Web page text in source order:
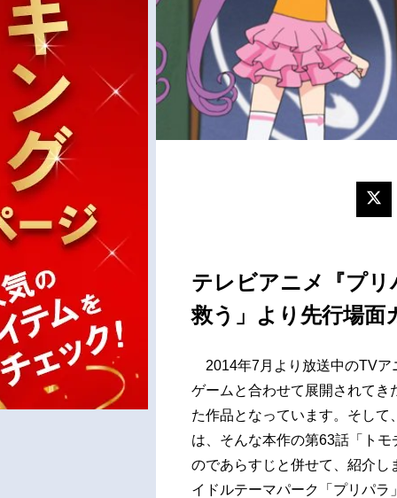
テレビアニメ『プ
救う」より先行場面
2014年7月より放送中のTVア
ゲームと合わせて展開されて
た作品となっています。そし
は、そんな本作の第63話「ト
のであらすじと併せて、紹介
イドルテーマパーク「プリパ